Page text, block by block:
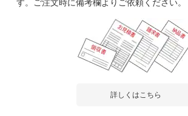
す。ご注文時に備考欄よりご依頼ください。
詳しくはこちら